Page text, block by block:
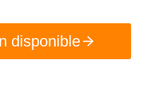
disponible